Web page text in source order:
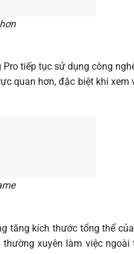
tiếp tục sử dụng công
quan hơn, đặc biệt khi xem
tăng kích thước tổng thể
xuyên làm việc ngoài